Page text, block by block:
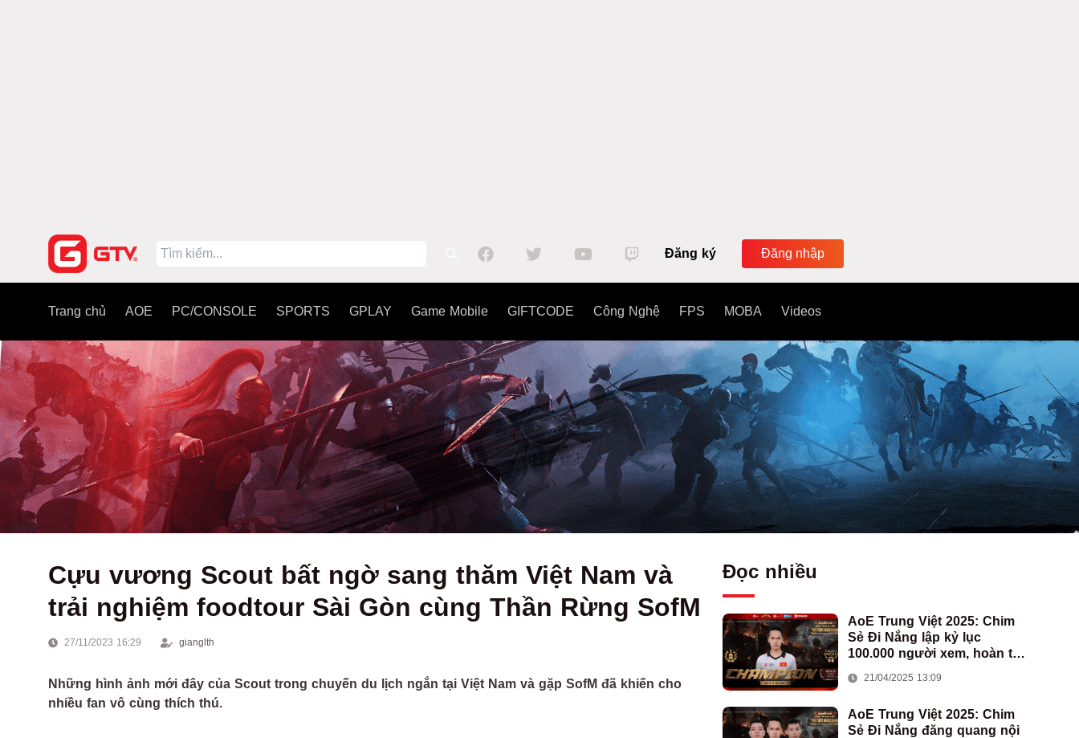
Đăng ký Đăng nhập
Trang chủ AOE PC/CONSOLE SPORTS GPLAY Game Mobile GIFTCODE Công Nghệ FPS MOBA Videos
Cựu vương Scout bất ngờ sang thăm Việt Nam và
trải nghiệm foodtour Sài Gòn cùng Thần Rừng SofM
27/11/2023 16:29 gianglth
Những hình ảnh mới đây của Scout trong chuyến du lịch ngắn tại Việt Nam và gặp SofM đã khiến cho
nhiều fan vô cùng thích thú.
Đọc nhiều
AoE Trung Việt 2025: Chim
Sẻ Đi Nắng lập kỷ lục
100.000 người xem, hoàn tất
Việt Nam
21/04/2025 13:09
AoE Trung Việt 2025: Chim
Sẻ Đi Nắng đăng quang nội